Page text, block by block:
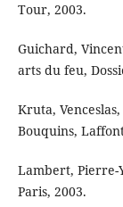
Tour, 2003.
Guichard,
arts du feu,
Kruta,
Bouquins,
Lambert, Pierre-
Paris, 2003.